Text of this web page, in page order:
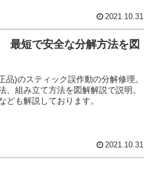
2021.10.31
最短で安全な分解方法を図
)のスティック誤作動の分解修理。
、組み立て方法を図解解説で説明。
ども解説しております。
2021.10.31